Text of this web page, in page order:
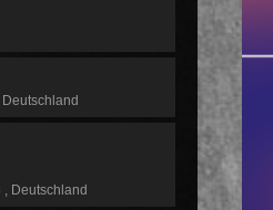
Deutschland
Deutschland